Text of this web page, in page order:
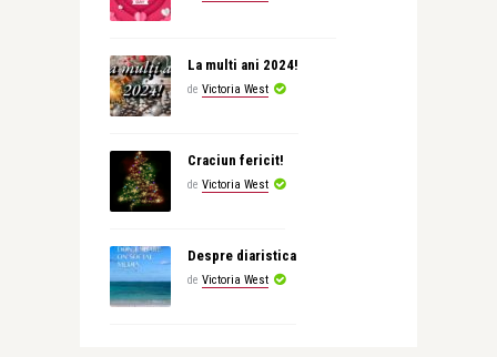
La multi ani 2024!
de Victoria West
Craciun fericit!
de Victoria West
Despre diaristica
de Victoria West